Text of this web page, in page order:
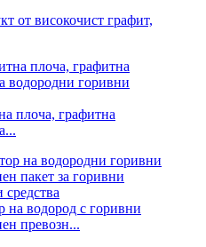
от високочист графит,
плоча, графитна
на водород с горивни
превозн...